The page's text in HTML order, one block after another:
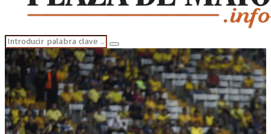
Search
for:
Search